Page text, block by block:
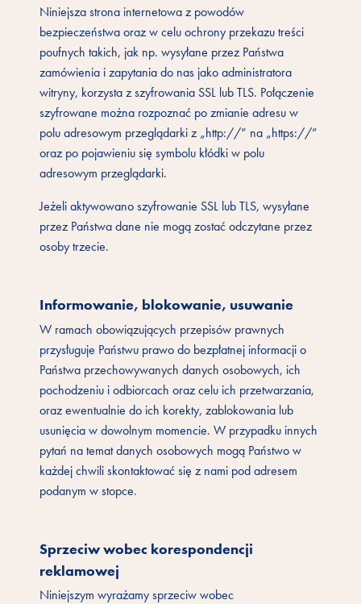
Niniejsza strona internetowa z powodów
bezpieczeństwa oraz w celu ochrony przekazu treści
poufnych takich, jak np. wysyłane przez Państwa
zamówienia i zapytania do nas jako administratora
witryny, korzysta z szyfrowania SSL lub TLS. Połączenie
szyfrowane można rozpoznać po zmianie adresu w
polu adresowym przeglądarki z „http://” na „https://”
oraz po pojawieniu się symbolu kłódki w polu
adresowym przeglądarki.
Jeżeli aktywowano szyfrowanie SSL lub TLS, wysyłane
przez Państwa dane nie mogą zostać odczytane przez
osoby trzecie.
Informowanie, blokowanie, usuwanie
W ramach obowiązujących przepisów prawnych
przysługuje Państwu prawo do bezpłatnej informacji o
Państwa przechowywanych danych osobowych, ich
pochodzeniu i odbiorcach oraz celu ich przetwarzania,
oraz ewentualnie do ich korekty, zablokowania lub
usunięcia w dowolnym momencie. W przypadku innych
pytań na temat danych osobowych mogą Państwo w
każdej chwili skontaktować się z nami pod adresem
podanym w stopce.
Sprzeciw wobec korespondencji
reklamowej
Niniejszym wyrażamy sprzeciw wobec